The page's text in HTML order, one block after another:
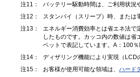
注11：
バッテリー駆動時間は、ご利用状況
注12：
スタンバイ（スリープ）時、または
注13：
エネルギー消費効率とは省エネ法
したものです。カッコ内の数値は
ベットで表記しています。A：100
注14：
ディザリング機能により実現（LCD
注15：
お客様が使用可能な領域は、 ハード